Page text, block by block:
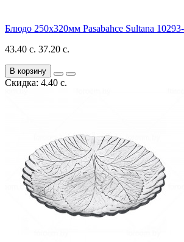
Блюдо 250х320мм Pasabahce Sultana 10293-
43.40 с. 37.20 с.
В корзину
Скидка: 4.40 с.